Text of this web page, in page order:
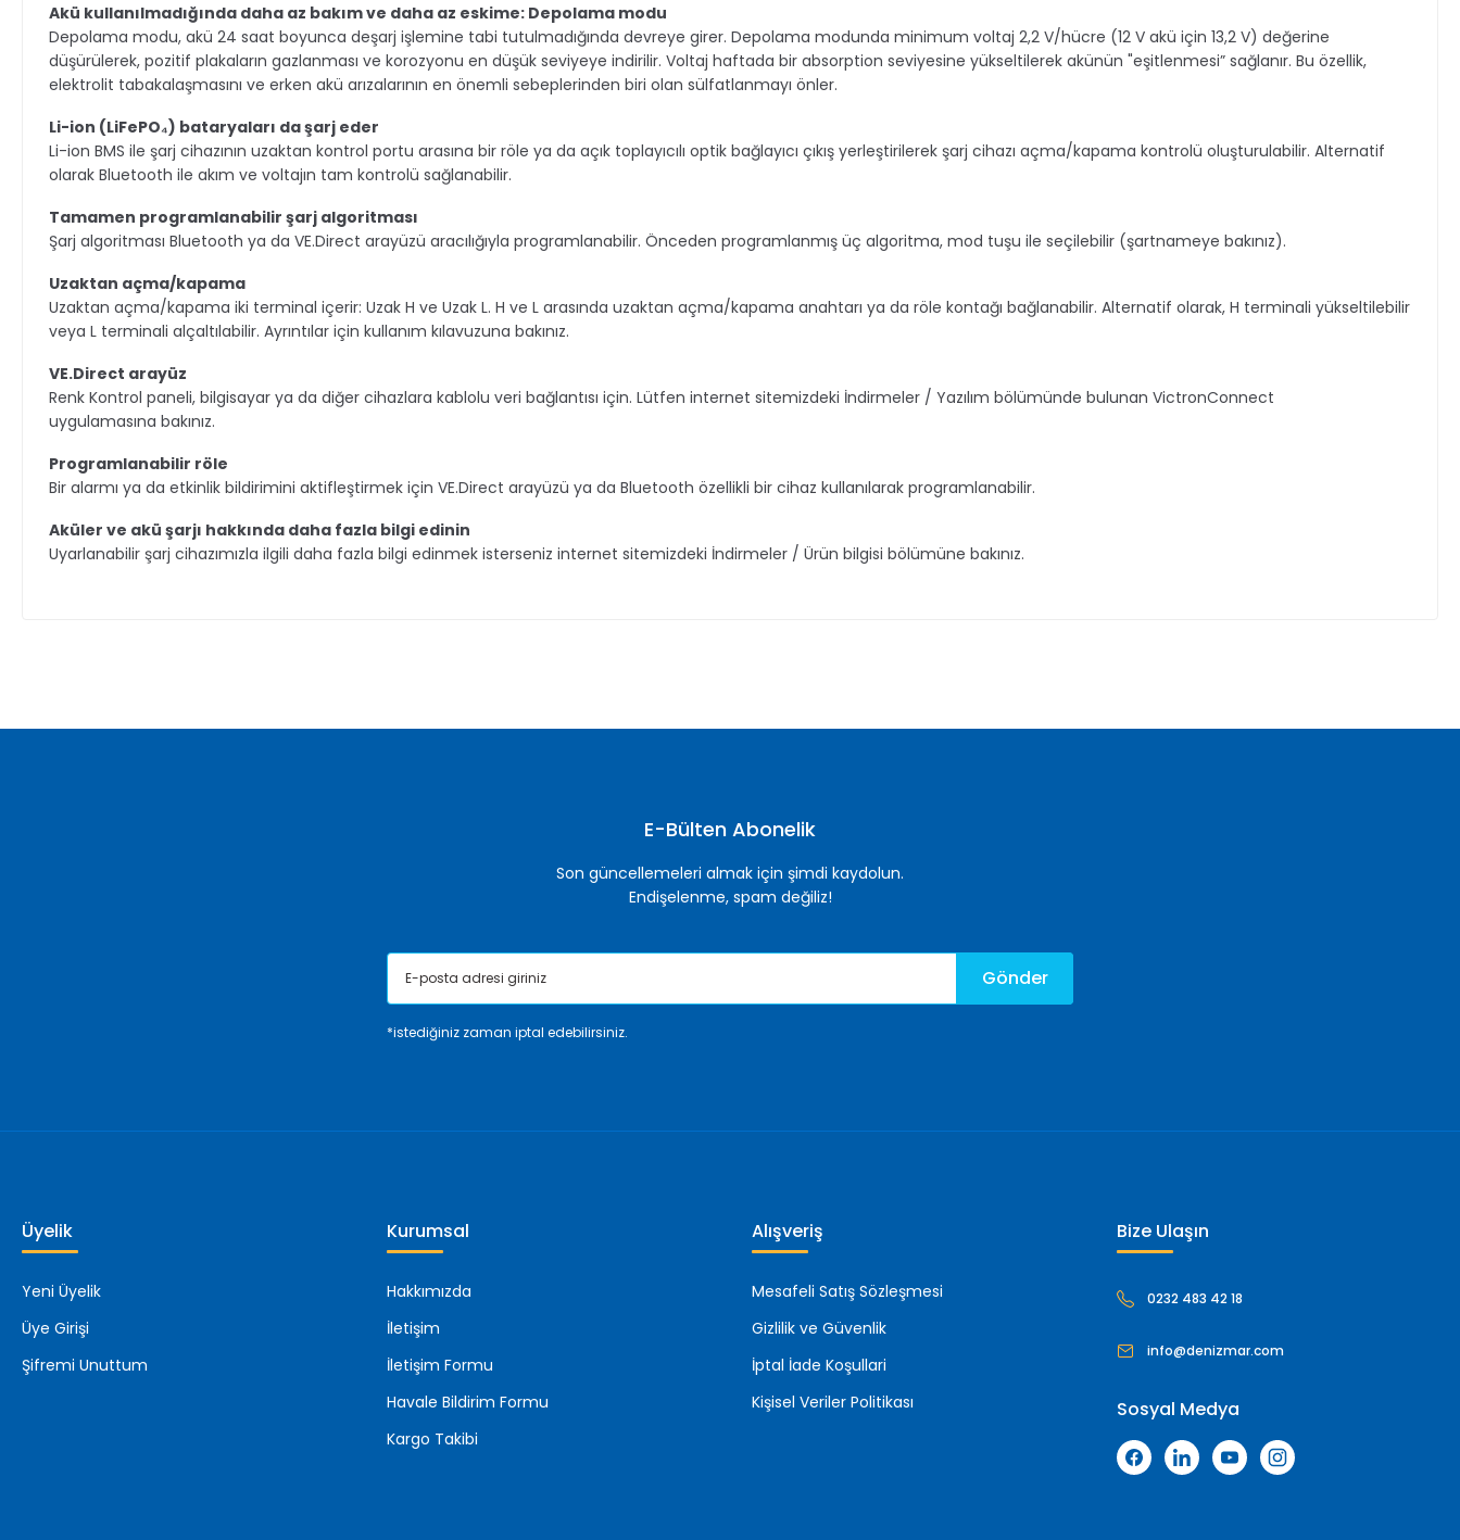
Akü kullanılmadığında daha az bakım ve daha az eskime: Depolama modu
Depolama modu, akü 24 saat boyunca deşarj işlemine tabi tutulmadığında devreye girer. Depolama modunda minimum voltaj 2,2 V/hücre (12 V akü için 13,2 V) değerine
düşürülerek, pozitif plakaların gazlanması ve korozyonu en düşük seviyeye indirilir. Voltaj haftada bir absorption seviyesine yükseltilerek akünün "eşitlenmesi” sağlanır. Bu özellik,
elektrolit tabakalaşmasını ve erken akü arızalarının en önemli sebeplerinden biri olan sülfatlanmayı önler.
Li-ion (LiFePO₄) bataryaları da şarj eder
Li-ion BMS ile şarj cihazının uzaktan kontrol portu arasına bir röle ya da açık toplayıcılı optik bağlayıcı çıkış yerleştirilerek şarj cihazı açma/kapama kontrolü oluşturulabilir. Alternatif
olarak Bluetooth ile akım ve voltajın tam kontrolü sağlanabilir.
Tamamen programlanabilir şarj algoritması
Şarj algoritması Bluetooth ya da VE.Direct arayüzü aracılığıyla programlanabilir. Önceden programlanmış üç algoritma, mod tuşu ile seçilebilir (şartnameye bakınız).
Uzaktan açma/kapama
Uzaktan açma/kapama iki terminal içerir: Uzak H ve Uzak L. H ve L arasında uzaktan açma/kapama anahtarı ya da röle kontağı bağlanabilir. Alternatif olarak, H terminali yükseltilebilir
veya L terminali alçaltılabilir. Ayrıntılar için kullanım kılavuzuna bakınız.
VE.Direct arayüz
Renk Kontrol paneli, bilgisayar ya da diğer cihazlara kablolu veri bağlantısı için. Lütfen internet sitemizdeki İndirmeler / Yazılım bölümünde bulunan VictronConnect
uygulamasına bakınız.
Programlanabilir röle
Bir alarmı ya da etkinlik bildirimini aktifleştirmek için VE.Direct arayüzü ya da Bluetooth özellikli bir cihaz kullanılarak programlanabilir.
Aküler ve akü şarjı hakkında daha fazla bilgi edinin
Uyarlanabilir şarj cihazımızla ilgili daha fazla bilgi edinmek isterseniz internet sitemizdeki İndirmeler / Ürün bilgisi bölümüne bakınız.
E-Bülten Abonelik
Son güncellemeleri almak için şimdi kaydolun.
Endişelenme, spam değiliz!
Gönder
*istediğiniz zaman iptal edebilirsiniz.
Üyelik
Yeni Üyelik
Üye Girişi
Şifremi Unuttum
Kurumsal
Hakkımızda
İletişim
İletişim Formu
Havale Bildirim Formu
Kargo Takibi
Alışveriş
Mesafeli Satış Sözleşmesi
Gizlilik ve Güvenlik
İptal İade Koşullari
Kişisel Veriler Politikası
Bize Ulaşın
0232 483 42 18
info@denizmar.com
Sosyal Medya